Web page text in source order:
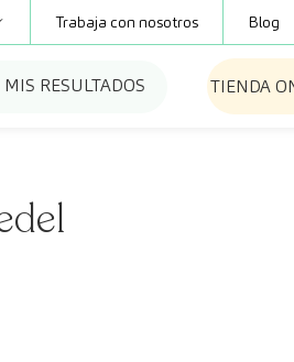
Trabaja con nosotros Blog
MIS RESULTADOS TIENDA